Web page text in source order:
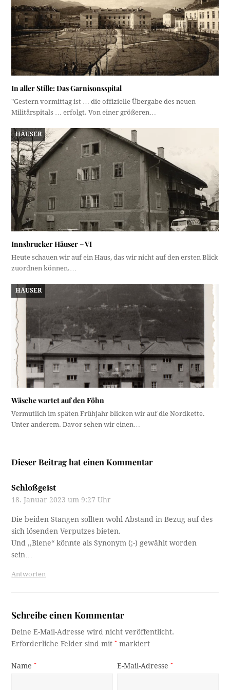
In aller Stille: Das Garnisonsspital
"Gestern vormittag ist … die offizielle Übergabe des neuen
Militärspitals … erfolgt. Von einer größeren…
HÄUSER
Innsbrucker Häuser – VI
Heute schauen wir auf ein Haus, das wir nicht auf den ersten Blick
zuordnen können.…
HÄUSER
Wäsche wartet auf den Föhn
Vermutlich im späten Frühjahr blicken wir auf die Nordkette.
Unter anderem. Davor sehen wir einen…
Dieser Beitrag hat einen Kommentar
Schloßgeist
18. Januar 2023 um 9:27 Uhr
Die beiden Stangen sollten wohl Abstand in Bezug auf des
sich lösenden Verputzes bieten.
Und ,,Biene“ könnte als Synonym (;-) gewählt worden
sein…
Antworten
Schreibe einen Kommentar
Deine E-Mail-Adresse wird nicht veröffentlicht.
Erforderliche Felder sind mit* markiert
Name* E-Mail-Adresse*